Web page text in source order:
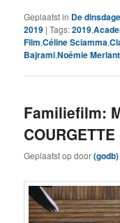
Geplaatst in De
2019 |Tags:2019,
Film,Céline Sciamma,
Bajrami,Noémie Merlant
Familiefilm:
Geplaatst opdoor(godb)